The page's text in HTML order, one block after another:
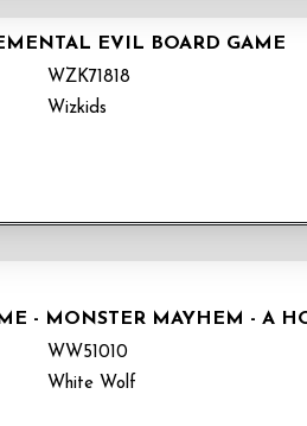
EVIL BOARD GAME
WZK71818
Wizkids
- MONSTER MAYHEM - A
WW51010
White Wolf